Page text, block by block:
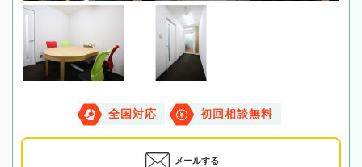
全国対応 初回相談無料
メールする